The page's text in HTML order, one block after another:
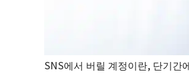
SNS에서 버릴 계정이란, 단기간